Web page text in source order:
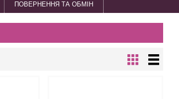
ПОВЕРНЕННЯ ТА ОБМІН